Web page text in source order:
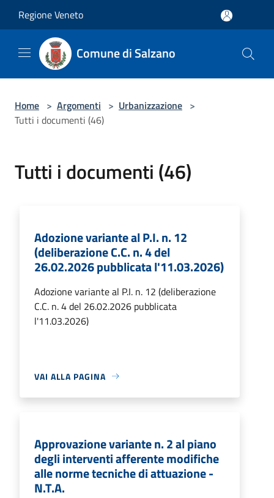
Regione Veneto
Comune di Salzano
Home > Argomenti > Urbanizzazione >
Tutti i documenti (46)
Tutti i documenti (46)
Adozione variante al P.I. n. 12
(deliberazione C.C. n. 4 del
26.02.2026 pubblicata l'11.03.2026)
Adozione variante al P.I. n. 12 (deliberazione
C.C. n. 4 del 26.02.2026 pubblicata
l'11.03.2026)
VAI ALLA PAGINA
Approvazione variante n. 2 al piano
degli interventi afferente modifiche
alle norme tecniche di attuazione -
N.T.A.